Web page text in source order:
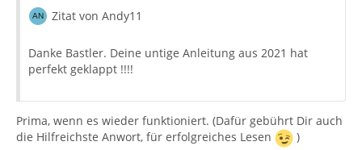
Zitat von Andy11
Danke Bastler. Deine untige Anleitung aus 2021 hat
perfekt geklappt !!!!
Prima, wenn es wieder funktioniert. (Dafür gebührt Dir auch
die Hilfreichste Anwort, für erfolgreiches Lesen
)